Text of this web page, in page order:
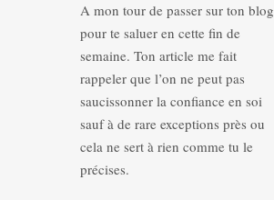
A mon tour de passer sur ton blog
pour te saluer en cette fin de
semaine. Ton article me fait
rappeler que l’on ne peut pas
saucissonner la confiance en soi
sauf à de rare exceptions près ou
cela ne sert à rien comme tu le
précises.